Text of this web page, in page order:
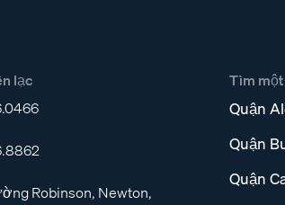
lạc
Robinson, Newton,
Tìm
Quận
Quận
Quận